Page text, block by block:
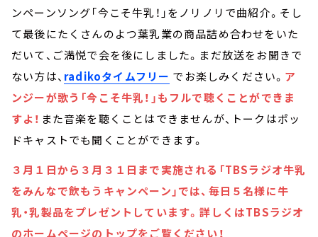
ンペーンソング「今こそ牛乳！」をノリノリで曲紹介。そし
て最後にたくさんのよつ葉乳業の商品詰め合わせをいた
だいて、ご満悦で会を後にしました。まだ放送をお聞きで
ない方は、 radikoタイムフリー でお楽しみください。 ア
ンジーが歌う「今こそ牛乳！」もフルで聴くことができま
すよ！ また音楽を聴くことはできませんが、トークはポッ
ドキャストでも聞くことができます。
３月１日から３月３１日まで実施される「TBSラジオ牛乳
をみんなで飲もうキャンペーン」では、毎日５名様に牛
乳・乳製品をプレゼントしています。詳しくはTBSラジオ
のホームページのトップをご覧ください！